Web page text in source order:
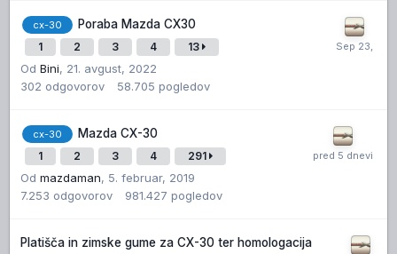
cx-30 Poraba Mazda CX30
1 2 3 4 13
Od Bini, 21. avgust, 2022
302 odgovorov 58.705 pogledov
cx-30 Mazda CX-30
1 2 3 4 291
Od mazdaman, 5. februar, 2019
7.253 odgovorov 981.427 pogledov
Platišča in zimske gume za CX-30 ter homologacija